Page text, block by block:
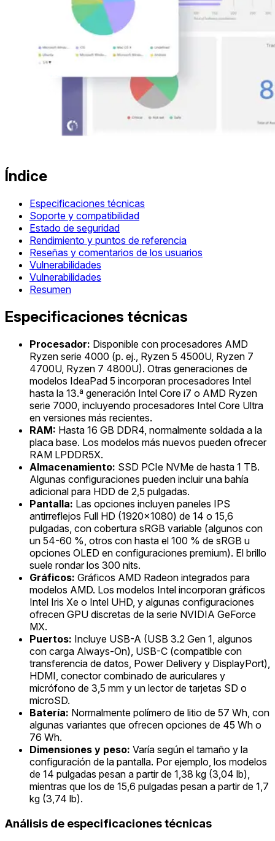
Índice
Especificaciones técnicas
Soporte y compatibilidad
Estado de seguridad
Rendimiento y puntos de referencia
Reseñas y comentarios de los usuarios
Vulnerabilidades
Vulnerabilidades
Resumen
Especificaciones técnicas
Procesador: Disponible con procesadores AMD
Ryzen serie 4000 (p. ej., Ryzen 5 4500U, Ryzen 7
4700U, Ryzen 7 4800U). Otras generaciones de
modelos IdeaPad 5 incorporan procesadores Intel
hasta la 13.ª generación Intel Core i7 o AMD Ryzen
serie 7000, incluyendo procesadores Intel Core Ultra
en versiones más recientes.
RAM: Hasta 16 GB DDR4, normalmente soldada a la
placa base. Los modelos más nuevos pueden ofrecer
RAM LPDDR5X.
Almacenamiento: SSD PCIe NVMe de hasta 1 TB.
Algunas configuraciones pueden incluir una bahía
adicional para HDD de 2,5 pulgadas.
Pantalla: Las opciones incluyen paneles IPS
antirreflejos Full HD (1920x1080) de 14 o 15,6
pulgadas, con cobertura sRGB variable (algunos con
un 54-60 %, otros con hasta el 100 % de sRGB u
opciones OLED en configuraciones premium). El brillo
suele rondar los 300 nits.
Gráficos: Gráficos AMD Radeon integrados para
modelos AMD. Los modelos Intel incorporan gráficos
Intel Iris Xe o Intel UHD, y algunas configuraciones
ofrecen GPU discretas de la serie NVIDIA GeForce
MX.
Puertos: Incluye USB-A (USB 3.2 Gen 1, algunos
con carga Always-On), USB-C (compatible con
transferencia de datos, Power Delivery y DisplayPort),
HDMI, conector combinado de auriculares y
micrófono de 3,5 mm y un lector de tarjetas SD o
microSD.
Batería: Normalmente polímero de litio de 57 Wh, con
algunas variantes que ofrecen opciones de 45 Wh o
76 Wh.
Dimensiones y peso: Varía según el tamaño y la
configuración de la pantalla. Por ejemplo, los modelos
de 14 pulgadas pesan a partir de 1,38 kg (3,04 lb),
mientras que los de 15,6 pulgadas pesan a partir de 1,7
kg (3,74 lb).
Análisis de especificaciones técnicas